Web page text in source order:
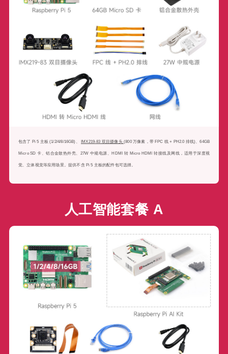
包含了 Pi 5 主板 (1/2/4/8/16GB)、IMX219-83 双目摄像头 (800 万像素，带 FPC 线 + PH2.0 排线)、64GB
Micro SD 卡、铝合金散热外壳、27W 中规电源、HDMI 转 Micro HDMI 转接线及网线，适用于深度视
人工智能套餐 A